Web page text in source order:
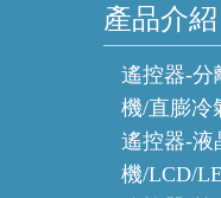
產品介紹
遙控器-分
機/直膨冷
遙控器-液
機/LCD/